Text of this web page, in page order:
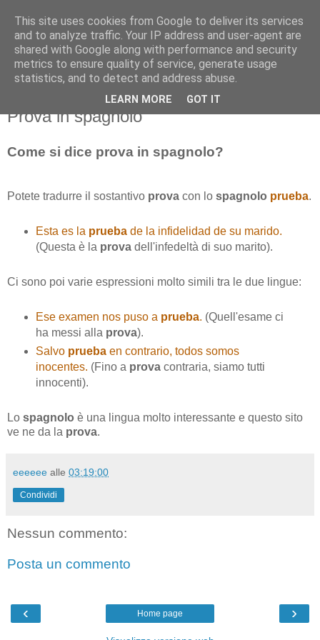
venerdì 11 dicembre 2015
Prova in spagnolo
Come si dice prova in spagnolo?
Potete tradurre il sostantivo prova con lo spagnolo prueba.
Esta es la pruebade la infidelidad de su marido.
(Questa è la provadell'infedeltà di suo marito).
Ci sono poi varie espressioni molto simili tra le due lingue:
Ese examen nos puso a prueba. (Quell'esame ci
ha messi alla prova).
Salvo pruebaen contrario, todos somos
inocentes. (Fino a provacontraria, siamo tutti
innocenti).
Lo spagnolo è una lingua molto interessante e questo sito
ve ne da la prova.
eeeeee alle 03:19:00
Condividi
Nessun commento:
Posta un commento
‹ ›
Home page
This site uses cookies from Google to deliver its services
and to analyze traffic. Your IP address and user-agent are
shared with Google along with performance and security
metrics to ensure quality of service, generate usage
statistics, and to detect and address abuse.
LEARN MORE GOT IT